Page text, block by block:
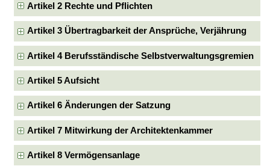
Artikel 2 Rechte und Pflichten
Artikel 3 Übertragbarkeit der Ansprüche, Verjährung
Artikel 4 Berufsständische Selbstverwaltungsgremien
Artikel 5 Aufsicht
Artikel 6 Änderungen der Satzung
Artikel 7 Mitwirkung der Architektenkammer
Artikel 8 Vermögensanlage